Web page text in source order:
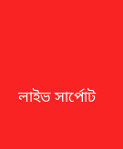
লাইভ সার্পোট